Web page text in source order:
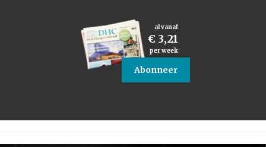
al vanaf
€ 3,21
per week
Abonneer